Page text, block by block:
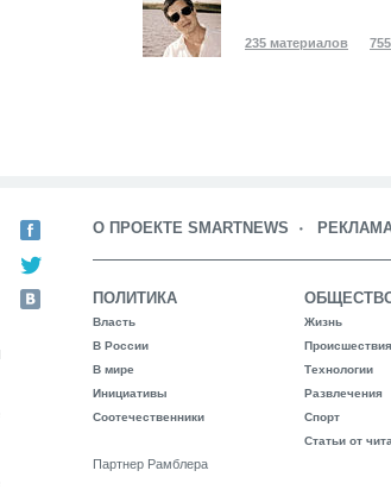
235 материалов
О ПРОЕКТЕ SMARTNEWS
ПОЛИТИКА
Власть
В России
В мире
Инициативы
Соотечественники
Партнер Рамблера
Жизнь
Происшествия
Технологии
Развлечения
Спорт
Статьи от